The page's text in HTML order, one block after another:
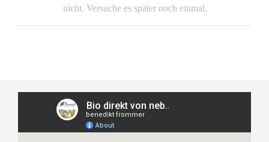
nicht. Versuche es später noch einmal.